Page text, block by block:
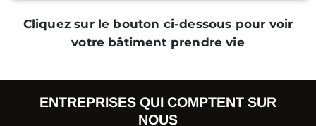
Cliquez sur le bouton ci-dessous pour voir
votre bâtiment prendre vie
ENTREPRISES QUI COMPTENT SUR
NOUS